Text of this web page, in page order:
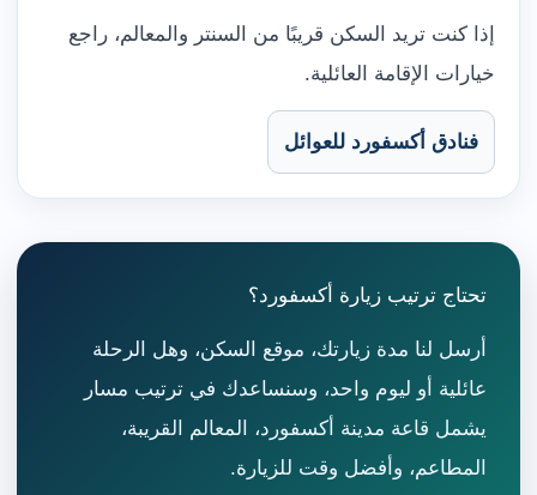
إذا كنت تريد السكن قريبًا من السنتر والمعالم، راجع
خيارات الإقامة العائلية.
فنادق أكسفورد للعوائل
تحتاج ترتيب زيارة أكسفورد؟
أرسل لنا مدة زيارتك، موقع السكن، وهل الرحلة
عائلية أو ليوم واحد، وسنساعدك في ترتيب مسار
يشمل قاعة مدينة أكسفورد، المعالم القريبة،
المطاعم، وأفضل وقت للزيارة.